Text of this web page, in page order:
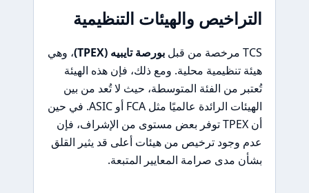
التراخيص والهيئات التنظيمية
TCS مرخصة من قبل بورصة تايبيه (TPEX)
، وهي
هيئة تنظيمية محلية. ومع ذلك، فإن هذه الهيئة
تُعتبر من الفئة المتوسطة، حيث لا تُعد من بين
الهيئات الرائدة عالميًا مثل FCA أو ASIC. في حين
أن TPEX توفر بعض مستوى من الإشراف، فإن
عدم وجود ترخيص من هيئات أعلى قد يثير القلق
بشأن مدى صرامة المعايير المتبعة.